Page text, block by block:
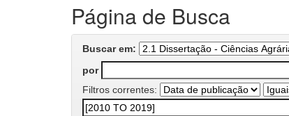
Página de Busca
Buscar em:
por
Filtros correntes: